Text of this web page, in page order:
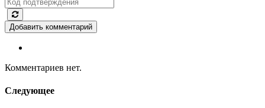
Добавить комментарий
Комментариев нет.
Следующее